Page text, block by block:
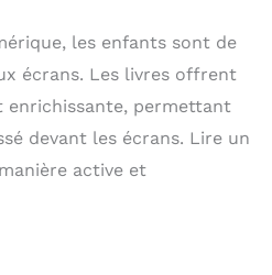
les enfants sont de
écrans. Les livres offrent
permettant
devant les écrans. Lire un
active et